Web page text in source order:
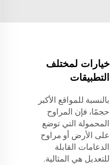
خيارات لمختلف
التطبيقات
بالنسبة للمواقع الأكبر
حجمًا، فإن المراوح
المحمولة التي توضع
على الأرض أو مراوح
الدعامات القابلة
للتعديل هي المثالية.